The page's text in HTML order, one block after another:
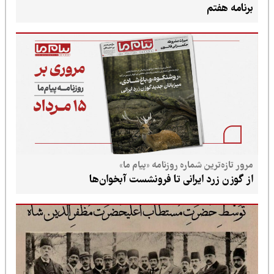
برنامه هفتم
مرور تازه‌ترین شماره روزنامه «پیام ما»
از گوزن زرد ایرانی تا فرونشست آبخوان‌ها